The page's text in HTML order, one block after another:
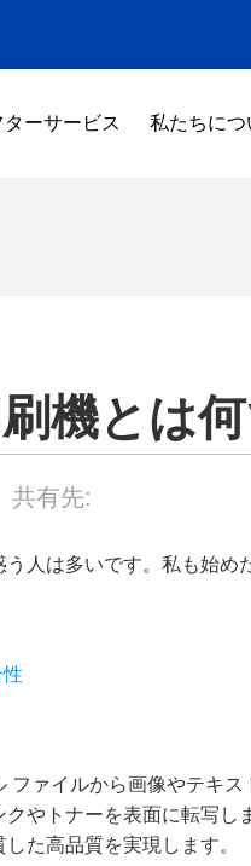
ターサービス 私たちにつ
機とは
共有先:
人は多いです。私も始
ファイルから画像やテキ
やトナーを表面に転写し
た高品質を実現します。